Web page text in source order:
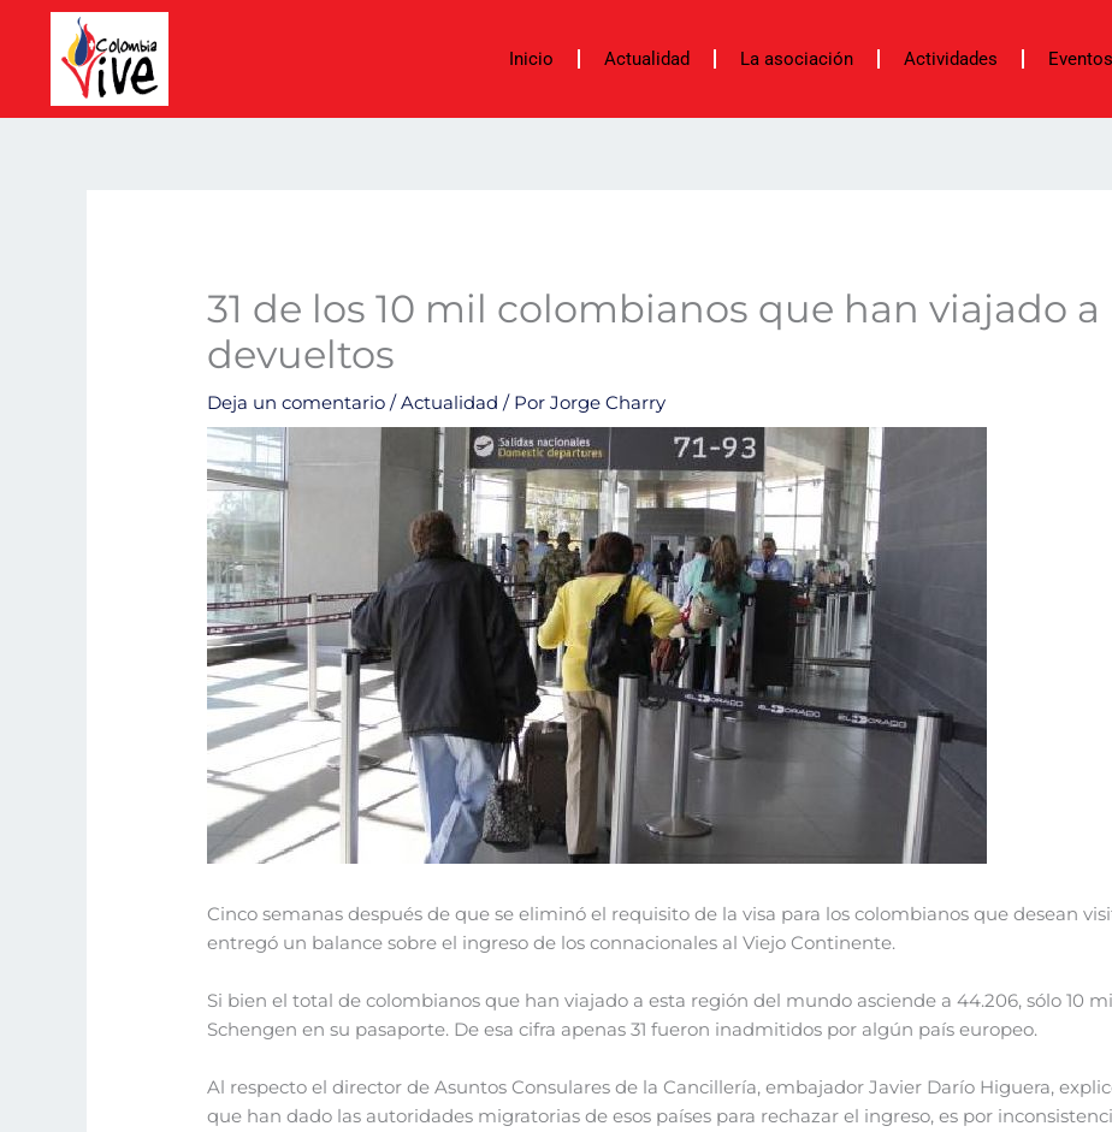
contenido
Inicio Actualidad La asociación Actividades Eventos
31 de los 10 mil colombianos que han viajado
devueltos
Deja un comentario /Actualidad / PorJorge Charry
Cinco semanas después de que se eliminó el requisito de la visa para los colombianos que desean
entregó un balance sobre el ingreso de los connacionales al Viejo Continente.
Si bien el total de colombianos que han viajado a esta región del mundo asciende a 44.206, sólo 10
Schengen en su pasaporte. De esa cifra apenas 31 fueron inadmitidos por algún país europeo.
Al respecto el director de Asuntos Consulares de la Cancillería, embajador Javier Darío Higuera,
que han dado las autoridades migratorias de esos países para rechazar el ingreso, es por